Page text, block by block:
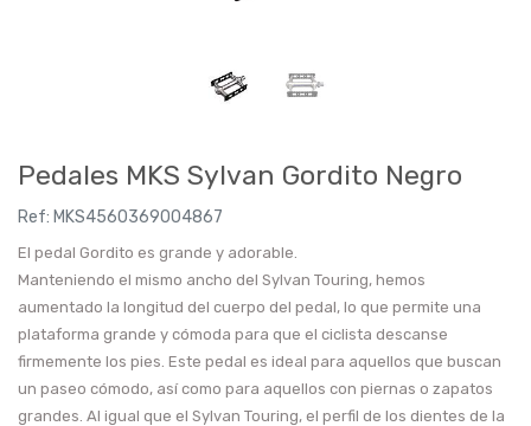
Pedales MKS Sylvan Gordito Negro
Ref: MKS4560369004867
El pedal Gordito es grande y adorable.
Manteniendo el mismo ancho del Sylvan Touring, hemos
aumentado la longitud del cuerpo del pedal, lo que permite una
plataforma grande y cómoda para que el ciclista descanse
firmemente los pies. Este pedal es ideal para aquellos que buscan
un paseo cómodo, así como para aquellos con piernas o zapatos
grandes. Al igual que el Sylvan Touring, el perfil de los dientes de la